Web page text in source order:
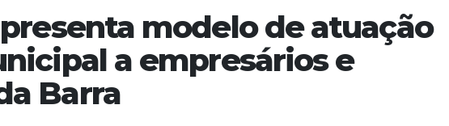
modelo de atuação
a empresários e
Barra